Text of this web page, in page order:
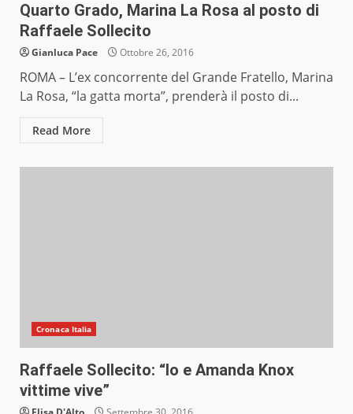
Quarto Grado, Marina La Rosa al posto di
Raffaele Sollecito
Gianluca Pace Ottobre 26, 2016
ROMA – L’ex concorrente del Grande Fratello, Marina
La Rosa, “la gatta morta”, prenderà il posto di...
Read More
Cronaca Italia
Raffaele Sollecito: “Io e Amanda Knox
vittime vive”